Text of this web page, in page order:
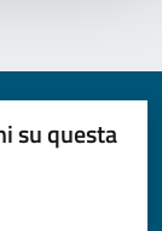
su questa